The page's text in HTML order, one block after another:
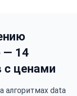
— 14
с ценами
алгоритмах data